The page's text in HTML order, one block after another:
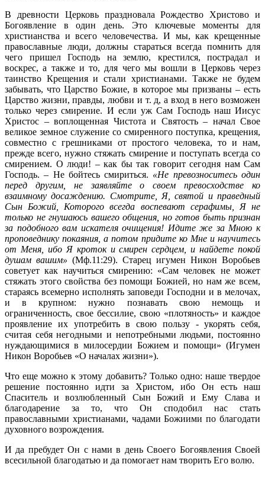
В древности Церковь праздновала Рождество Христово и
Богоявление в один день. Это ключевые моменты для
христианства и всего человечества. И мы, как крещенные
православные люди, должны стараться всегда помнить для
чего пришел Господь на землю, крестился, пострадал и
воскрес, а также и то, для чего мы вошли в Церковь через
таинство Крещения и стали христианами. Также не будем
забывать, что Царство Божие, в которое мы призваны – есть
Царство жизни, правды, любви и т. д, а вход в него возможен
только через смирение. И если уж Сам Господь наш Иисус
Христос – воплощенная Чистота и Святость – начал Свое
великое земное служение со смиренного поступка, крещения,
совместно с грешниками от простого человека, то и нам,
прежде всего, нужно стяжать смирение и поступать всегда со
смирением. О люди! – как бы так говорит сегодня нам Сам
Господь. – Не бойтесь смириться. «Не превозноситесь один
перед другим, не заявляйте о своем превосходстве ко
взаимному досаждению. Смотрите, Я, святой и праведный
Сын Божий, Которого всегда воспевают серафимы, Я не
только не гнушаюсь вашего общения, но готов быть признан
за подобного вам искателя очищения! Идите же за Мною к
проповеднику покаяния, а потом придите ко Мне и научитесь
от Меня, ибо Я кроток и смирен сердцем, и найдете покой
душам вашим» (Мф.11:29). Старец игумен Никон Воробьев
советует как научиться смирению: «Сам человек не может
стяжать этого свойства без помощи Божией, но нам же всем,
стараясь всемерно исполнять заповеди Господни и в мелочах,
и в крупном: нужно познавать свою немощь и
ограниченность, свое бессилие, свою «плотяность» и каждое
проявление их употребить в свою пользу - укорять себя,
считая себя негодными и непотребными людьми, постоянно
нуждающимися в милосердии Божием и помощи» (Игумен
Никон Воробьев «О началах жизни»).
Что еще можно к этому добавить? Только одно: наше твердое
решение постоянно идти за Христом, ибо Он есть наш
Спаситель и возлюбленный Сын Божий и Ему Слава и
благодарение за то, что Он сподобил нас стать
православными христианами, чадами Божиими по благодати
духовного возрождения.
И да пребудет Он с нами в день Своего Богоявления Своей
всесильной благодатью и да помогает нам творить Его волю.